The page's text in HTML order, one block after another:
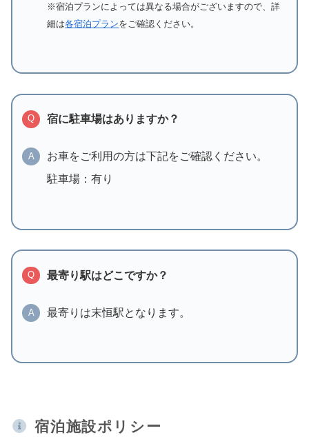
※宿泊プランによっては異なる場合がございますので、詳
細は各宿泊プランをご確認ください。
Q 宿に駐車場はありますか？
A
お車をご利用の方は下記をご確認ください。
駐車場：有り
Q 最寄り駅はどこですか？
A 最寄りは末恒駅となります。
宿泊施設ポリシー